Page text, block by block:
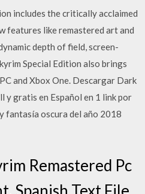
includes the critically acclaimed
features like remastered art and
depth of field, screen-
Special Edition also brings
and Xbox One. Descargar Dark
y gratis en Español en 1 link por
fantasía oscura del año 2018
Remastered Pc
Spanish Text File